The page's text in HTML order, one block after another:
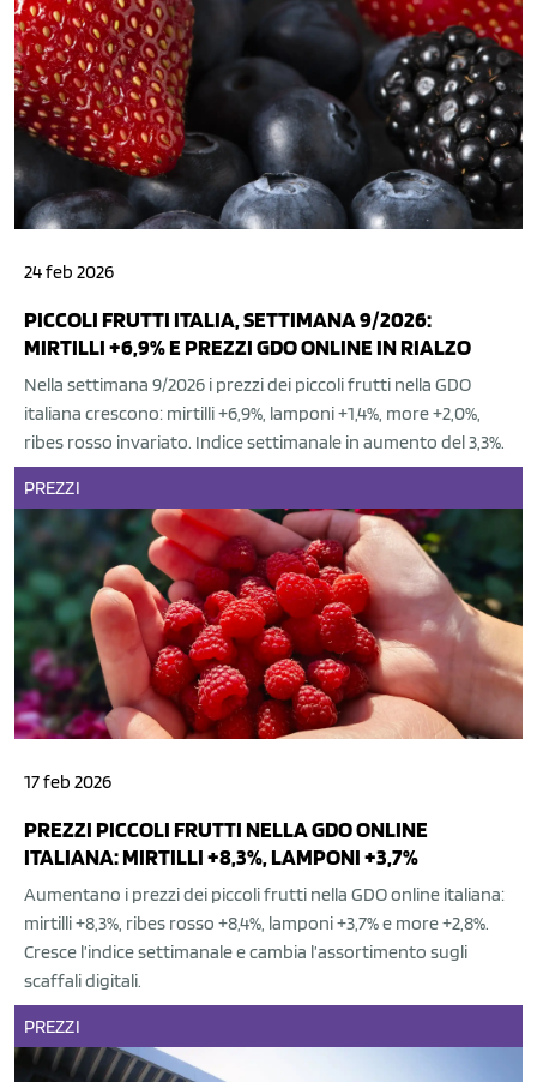
24 feb 2026
PICCOLI FRUTTI ITALIA, SETTIMANA 9/2026:
MIRTILLI +6,9% E PREZZI GDO ONLINE IN RIALZO
Nella settimana 9/2026 i prezzi dei piccoli frutti nella GDO
italiana crescono: mirtilli +6,9%, lamponi +1,4%, more +2,0%,
ribes rosso invariato. Indice settimanale in aumento del 3,3%.
PREZZI
17 feb 2026
PREZZI PICCOLI FRUTTI NELLA GDO ONLINE
ITALIANA: MIRTILLI +8,3%, LAMPONI +3,7%
Aumentano i prezzi dei piccoli frutti nella GDO online italiana:
mirtilli +8,3%, ribes rosso +8,4%, lamponi +3,7% e more +2,8%.
Cresce l’indice settimanale e cambia l’assortimento sugli
scaffali digitali.
PREZZI